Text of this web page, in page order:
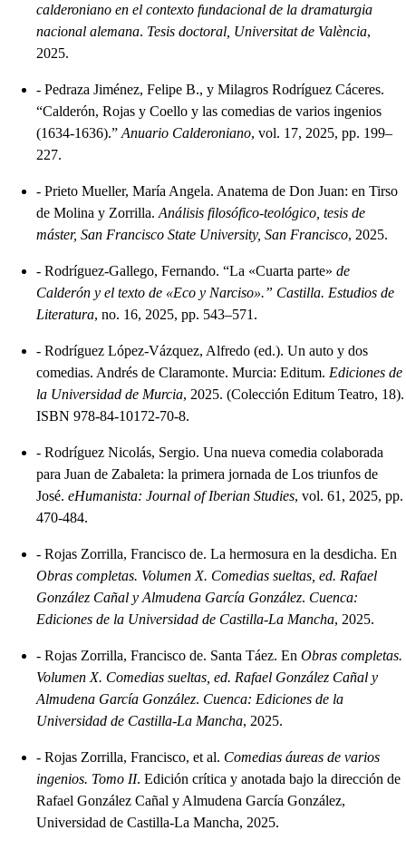
calderoniano en el contexto fundacional de la dramaturgia
nacional alemana. Tesis doctoral, Universitat de València,
2025.
- Pedraza Jiménez, Felipe B., y Milagros Rodríguez Cáceres.
“Calderón, Rojas y Coello y las comedias de varios ingenios
(1634-1636).” Anuario Calderoniano, vol. 17, 2025, pp. 199–
227.
- Prieto Mueller, María Angela. Anatema de Don Juan: en Tirso
de Molina y Zorrilla. Análisis filosófico-teológico, tesis de
máster, San Francisco State University, San Francisco, 2025.
- Rodríguez-Gallego, Fernando. “La «Cuarta parte» de
Calderón y el texto de «Eco y Narciso».” Castilla. Estudios de
Literatura, no. 16, 2025, pp. 543–571.
- Rodríguez López-Vázquez, Alfredo (ed.). Un auto y dos
comedias. Andrés de Claramonte. Murcia: Editum. Ediciones de
la Universidad de Murcia, 2025. (Colección Editum Teatro, 18).
ISBN 978-84-10172-70-8.
- Rodríguez Nicolás, Sergio. Una nueva comedia colaborada
para Juan de Zabaleta: la primera jornada de Los triunfos de
José. eHumanista: Journal of Iberian Studies, vol. 61, 2025, pp.
470-484.
- Rojas Zorrilla, Francisco de. La hermosura en la desdicha. En
Obras completas. Volumen X. Comedias sueltas, ed. Rafael
González Cañal y Almudena García González. Cuenca:
Ediciones de la Universidad de Castilla-La Mancha, 2025.
- Rojas Zorrilla, Francisco de. Santa Táez. En Obras completas.
Volumen X. Comedias sueltas, ed. Rafael González Cañal y
Almudena García González. Cuenca: Ediciones de la
Universidad de Castilla-La Mancha, 2025.
- Rojas Zorrilla, Francisco, et al. Comedias áureas de varios
ingenios. Tomo II. Edición crítica y anotada bajo la dirección de
Rafael González Cañal y Almudena García González,
Universidad de Castilla-La Mancha, 2025.